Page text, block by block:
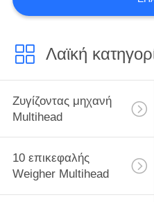
Ημι
μηχανή
Λαϊκή
Ζυγίζοντας μηχανή
Multihead
10 επικεφαλής
Weigher Multihead